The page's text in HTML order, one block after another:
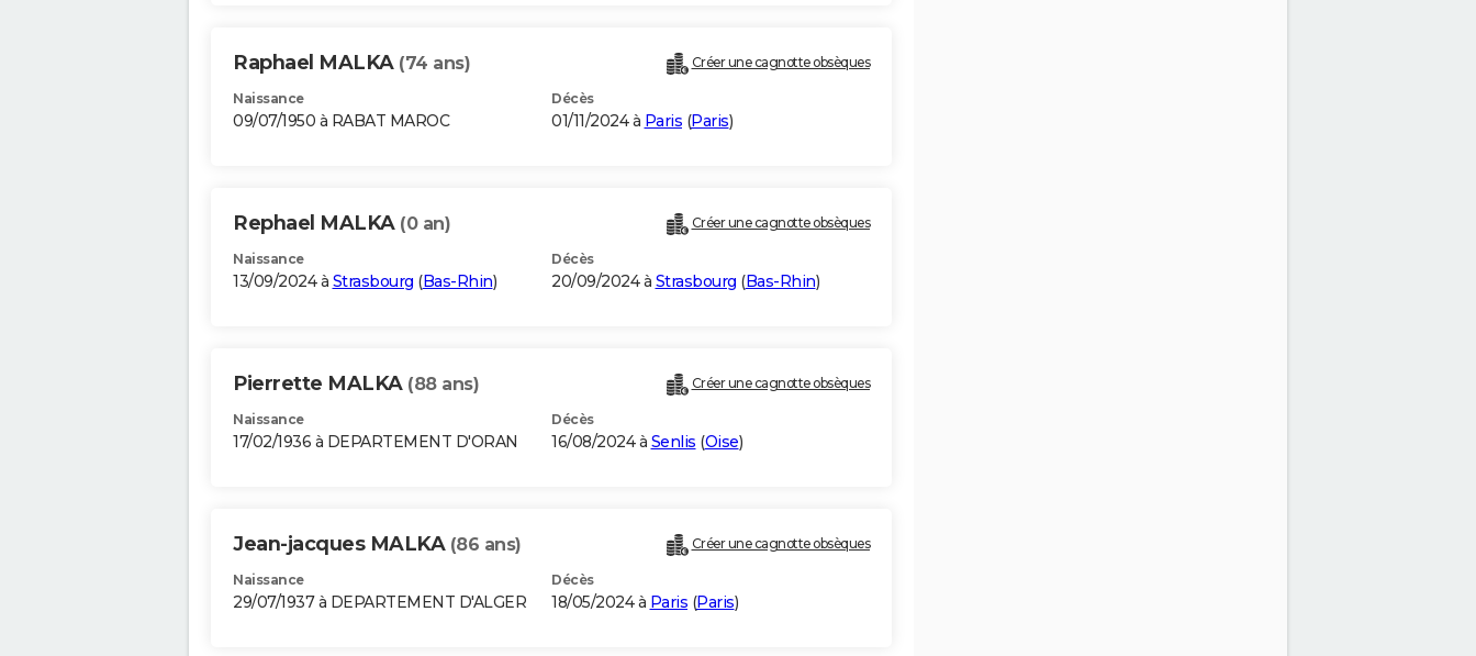
Raphael MALKA (74 ans) Créer une cagnotte obsèques
Naissance
09/07/1950 à RABAT MAROC
Décès
01/11/2024 à Paris (Paris)
Rephael MALKA (0 an) Créer une cagnotte obsèques
Naissance
13/09/2024 à Strasbourg (Bas-Rhin)
Décès
20/09/2024 à Strasbourg (Bas-Rhin)
Pierrette MALKA (88 ans) Créer une cagnotte obsèques
Naissance
17/02/1936 à DEPARTEMENT D'ORAN
Décès
16/08/2024 à Senlis (Oise)
Jean-jacques MALKA (86 ans) Créer une cagnotte obsèques
Naissance
29/07/1937 à DEPARTEMENT D'ALGER
Décès
18/05/2024 à Paris (Paris)